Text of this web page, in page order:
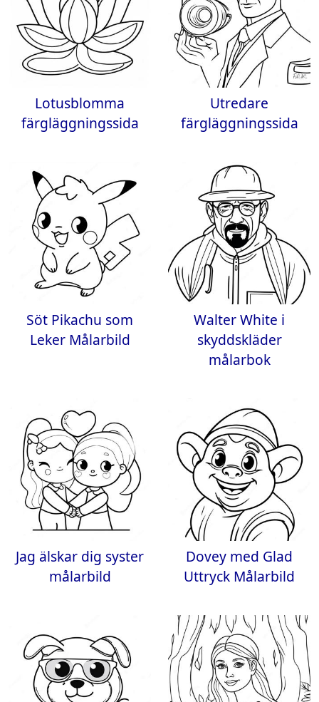
Lotusblomma
färgläggningssida
Utredare
färgläggningssida
Söt Pikachu som
Leker Målarbild
Walter White i
skyddskläder
målarbok
Jag älskar dig syster
målarbild
Dovey med Glad
Uttryck Målarbild